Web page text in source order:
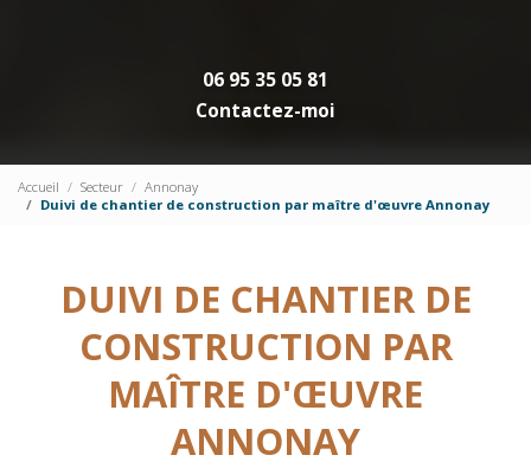
06 95 35 05 81
Contactez-moi
Accueil Secteur
Annonay
Duivi de chantier de construction par maître d'œuvre Annonay
DUIVI DE CHANTIER DE
CONSTRUCTION PAR
MAÎTRE D'ŒUVRE
ANNONAY